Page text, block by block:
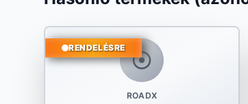
ROADX
RENDELÉSRE